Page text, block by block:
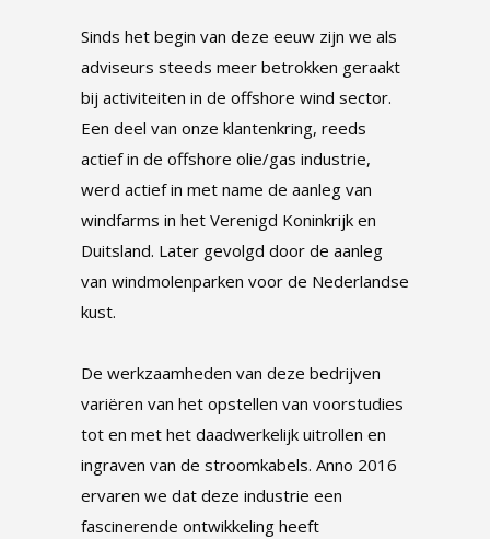
Sinds het begin van deze eeuw zijn we als
adviseurs steeds meer betrokken geraakt
bij activiteiten in de offshore wind sector.
Een deel van onze klantenkring, reeds
actief in de offshore olie/gas industrie,
werd actief in met name de aanleg van
windfarms in het Verenigd Koninkrijk en
Duitsland. Later gevolgd door de aanleg
van windmolenparken voor de Nederlandse
kust.
De werkzaamheden van deze bedrijven
variëren van het opstellen van voorstudies
tot en met het daadwerkelijk uitrollen en
ingraven van de stroomkabels. Anno 2016
ervaren we dat deze industrie een
fascinerende ontwikkeling heeft